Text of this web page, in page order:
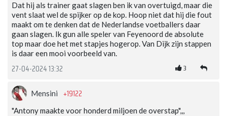
Dat hij als trainer gaat slagen ben ik van overtuigd, maar die
vent slaat wel de spijker op de kop. Hoop niet dat hij die fout
maakt om te denken dat de Nederlandse voetballers daar
gaan slagen. Ik gun alle speler van Feyenoord de absolute
top maar doe het met stapjes hogerop. Van Dijk zijn stappen
is daar een mooi voorbeeld van.
27-04-2024 13:32 3
Mensini +19122
"Antony maakte voor honderd miljoen de overstap",,,